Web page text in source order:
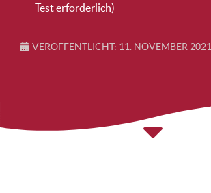
Test erforderlich)
VERÖFFENTLICHT: 11. NOVEMBER 2021